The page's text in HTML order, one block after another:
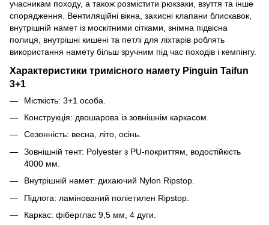
учасникам походу, а також розмістити рюкзаки, взуття та інше
спорядження. Вентиляційні вікна, захисні клапани блискавок,
внутрішній намет із москітними сітками, знімна підвісна
полиця, внутрішні кишені та петлі для ліхтарів роблять
використання намету більш зручним під час походів і кемпінгу.
Характеристики тримісного намету Pinguin Taifun
3+1
Місткість: 3+1 особа.
Конструкція: двошарова із зовнішнім каркасом.
Сезонність: весна, літо, осінь.
Зовнішній тент: Polyester з PU-покриттям, водостійкість
4000 мм.
Внутрішній намет: дихаючий Nylon Ripstop.
Підлога: ламінований поліетилен Ripstop.
Каркас: фіберглас 9,5 мм, 4 дуги.